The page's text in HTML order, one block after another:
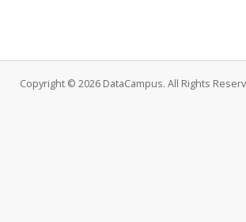
Copyright © 2026 DataCampus. All Rights